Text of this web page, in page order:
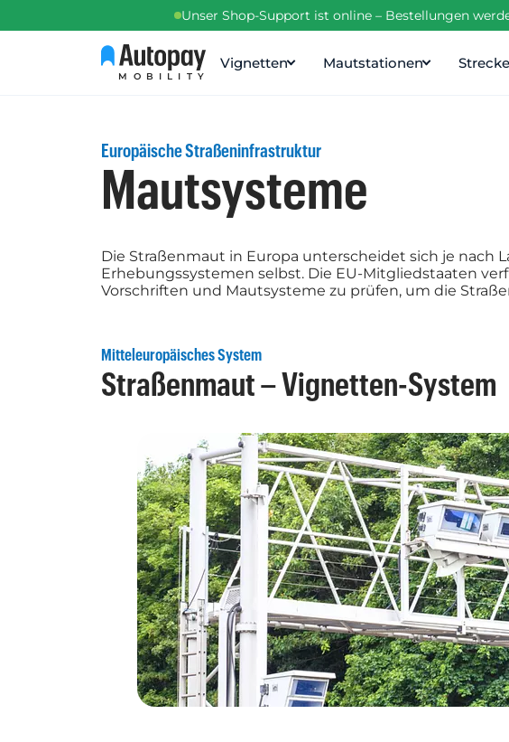
Unser Shop-Support ist online – Bestellungen
MOBILITY
Vignetten Mautstationen
Europäische Straßeninfrastruktur
Mautsysteme
Die Straßenmaut in Europa unterscheidet sich je nach
Erhebungssystemen selbst. Die EU-Mitgliedstaaten
Vorschriften und Mautsysteme zu prüfen, um die
Mitteleuropäisches System
Straßenmaut – Vignetten-System